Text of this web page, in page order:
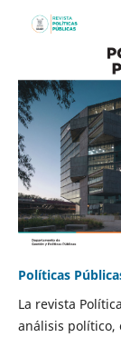
Políticas
La revista
análisis político,